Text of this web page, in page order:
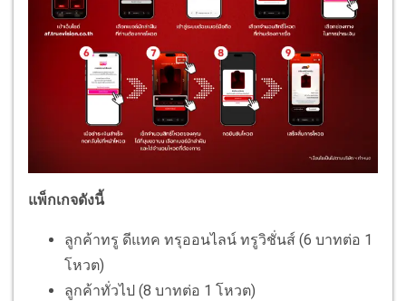
แพ็กเกจดังนี้
ลูกค้าทรู ดีแทค ทรุออนไลน์ ทรูวิชั่นส์ (6 บาทต่อ 1
โหวต)
ลูกค้าทั่วไป (8 บาทต่อ 1 โหวต)